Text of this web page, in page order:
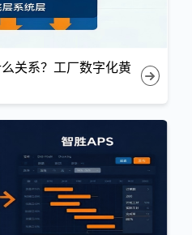
关系？工厂数字化黄